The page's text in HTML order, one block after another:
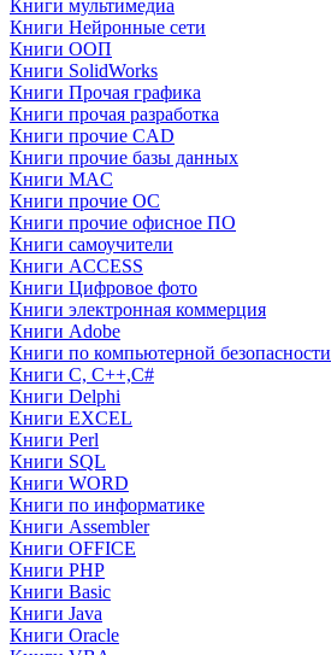
Книги мультимедиа
Книги Нейронные сети
Книги ООП
Книги SolidWorks
Книги Прочая графика
Книги прочая разработка
Книги прочие CAD
Книги прочие базы данных
Книги MAC
Книги прочие ОС
Книги прочие офисное ПО
Книги самоучители
Книги ACCESS
Книги Цифровое фото
Книги электронная коммерция
Книги Adobe
Книги по компьютерной безопасности
Книги C, C++,С#
Книги Delphi
Книги EXCEL
Книги Perl
Книги SQL
Книги WORD
Книги по информатике
Книги Assembler
Книги OFFICE
Книги PHP
Книги Basic
Книги Java
Книги Oracle